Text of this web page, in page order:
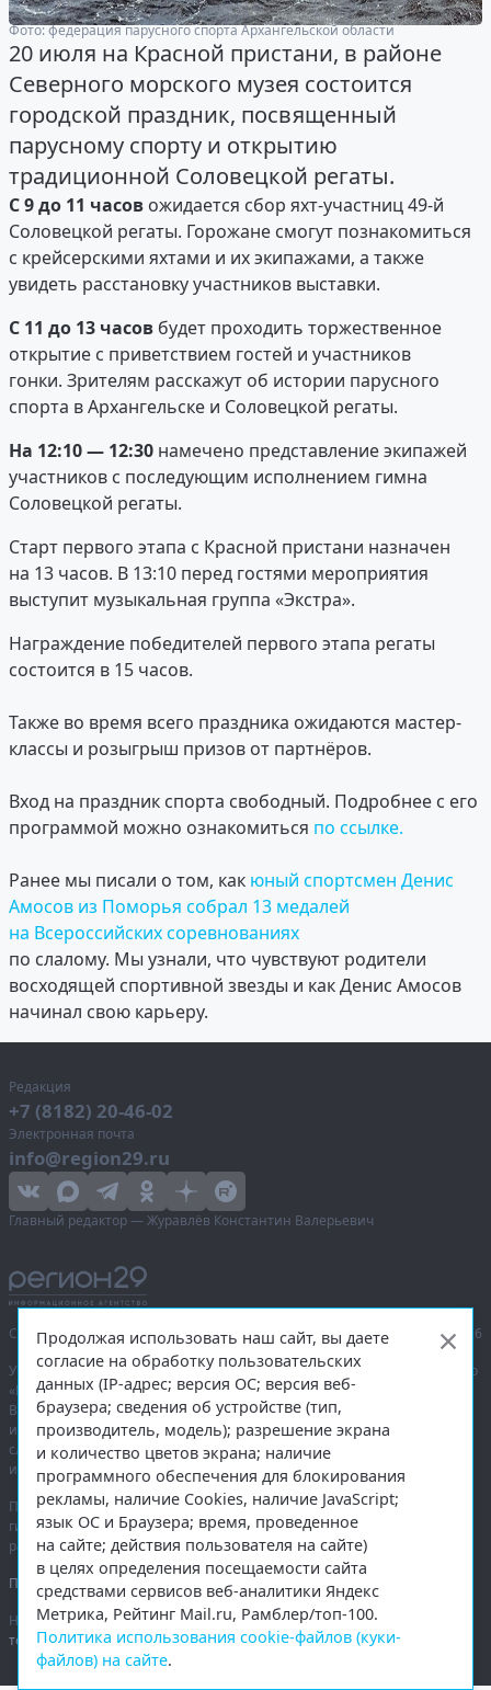
Фото: федерация парусного спорта Архангельской области
20 июля на Красной пристани, в районе
Северного морского музея состоится
городской праздник, посвященный
парусному спорту и открытию
традиционной Соловецкой регаты.
С 9 до 11 часов ожидается сбор яхт-участниц 49-й
Соловецкой регаты. Горожане смогут познакомиться
с крейсерскими яхтами и их экипажами, а также
увидеть расстановку участников выставки.
С 11 до 13 часов будет проходить торжественное
открытие с приветствием гостей и участников
гонки. Зрителям расскажут об истории парусного
спорта в Архангельске и Соловецкой регаты.
На 12:10 — 12:30 намечено представление экипажей
участников с последующим исполнением гимна
Соловецкой регаты.
Старт первого этапа с Красной пристани назначен
на 13 часов. В 13:10 перед гостями мероприятия
выступит музыкальная группа «Экстра».
Награждение победителей первого этапа регаты
состоится в 15 часов.
Также во время всего праздника ожидаются мастер-
классы и розыгрыш призов от партнёров.
Вход на праздник спорта свободный. Подробнее с его
программой можно ознакомиться по ссылке.
Ранее мы писали о том, как юный спортсмен Денис
Амосов из Поморья собрал 13 медалей
на Всероссийских соревнованиях
по слалому. Мы узнали, что чувствуют родители
восходящей спортивной звезды и как Денис Амосов
начинал свою карьеру.
Редакция
+7 (8182) 20-46-02
Электронная почта
info@region29.ru
Главный редактор — Журавлёв Константин Валерьевич
Сетевое издание «Информационное агентство Регион 29»,
© 2016–2026
Учредитель — общество с ограниченной ответственностью «Агентство
«Правда Севера».
Выписка из реестра зарегистрированных средств массовой
информации:ЭЛ № ФС 77-74226от 09.11.2018 выдано Федеральной
службой по надзору в сфере связи, информационных технологий
и массовых коммуникаций (Роскомнадзор).
При полном или частичном использовании любых материалов
гиперссылка на region29.ruобязательна. Копирование материалов без
разрешения администрации сайта запрещено.
Правовая информация
На информационном ресурсе применяютсярекомендательные
технологии.
Продолжая использовать наш сайт, вы даете
согласие на обработку пользовательских
данных (IP-адрес; версия ОС; версия веб-
браузера; сведения об устройстве (тип,
производитель, модель); разрешение экрана
и количество цветов экрана; наличие
программного обеспечения для блокирования
рекламы, наличие Cookies, наличие JavaScript;
язык ОС и Браузера; время, проведенное
на сайте; действия пользователя на сайте)
в целях определения посещаемости сайта
средствами сервисов веб-аналитики Яндекс
Метрика, Рейтинг Mail.ru, Рамблер/топ-100.
Политика использования cookie-файлов (куки-
файлов) на сайте.